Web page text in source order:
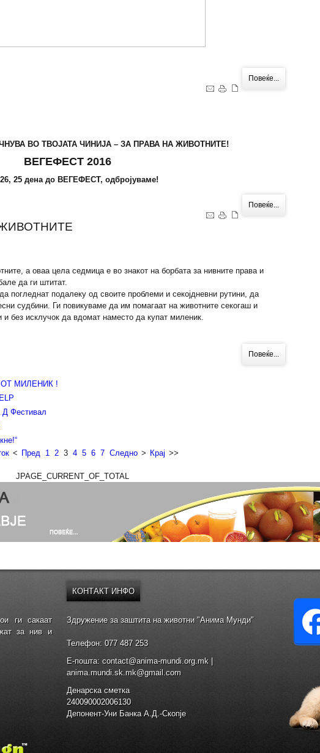
Повеќе...
ВО ТВОЈАТА ЧИНИЈА – ЗА ПРАВА НА ЖИВОТНИТЕ!
ВЕГЕФЕСТ 2016
25 дена до ВЕГЕФЕСТ, одбројуваме!
Повеќе...
а оваа цела седмица е во знакот на борбата за нивните права и
да ги штитат.
погледнат подалеку од своите проблеми и секојдневни рутини, да
судбини. Ги повикуваме да им помагаат на животните секогаш и
и без исклучок да вдомат наместо да купат миленик.
Повеќе...
МИЛЕНИК !
Фестивал
< Пред 1 2 3 4 5 6 7 Следно > Крај >>
JPAGE_CURRENT_OF_TOTAL
ги сакаат
за нив и
КОНТАКТИНФО
Здружение за заштита на животни "Анима Мунди"
Телефон: 077 487 253
E-пошта: contact@anima-mundi.org.mk |
anima.mundi.sk.mk@gmail.com
Денарска сметка
240090002006130
Депонент-Уни Банка А.Д.-Скопје